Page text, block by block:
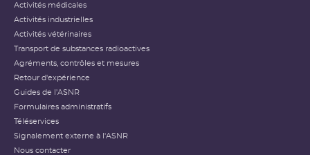
Activités médicales
Activités industrielles
Activités vétérinaires
Transport de substances radioactives
Agréments, contrôles et mesures
Retour d'expérience
Guides de l'ASNR
Formulaires administratifs
Téléservices
Signalement externe à l'ASNR
Nous contacter